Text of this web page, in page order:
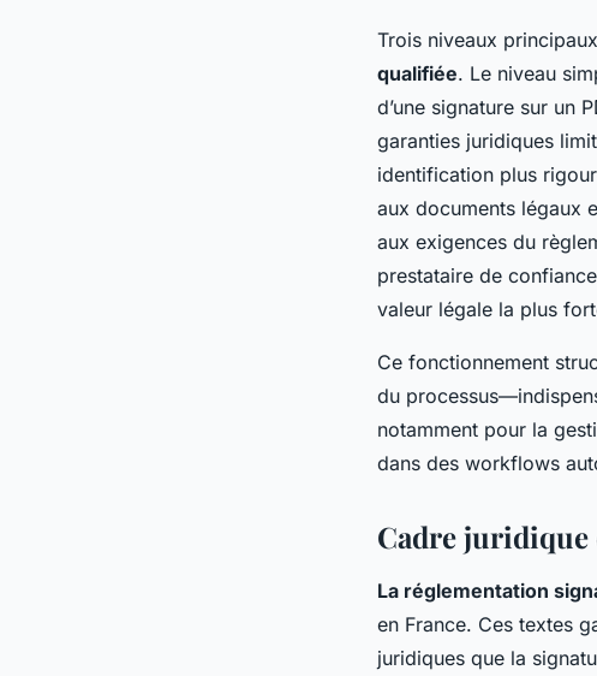
Trois niveaux
qualifiée. Le niveau
d’une signature sur un
garanties juridiques
identification plus
aux documents légaux
aux exigences du
prestataire de
valeur légale la plus
Ce fonctionnement
du
notamment pour la
dans des workflows
Cadre juridique
La réglementation
en France. Ces textes
juridiques que la